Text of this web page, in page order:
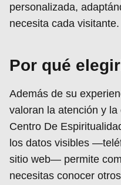
personalizada,
necesita cada visitante.
Por qué
Además de su
valoran la atención y
Centro De
los datos visibles
sitio web— permite
necesitas conocer